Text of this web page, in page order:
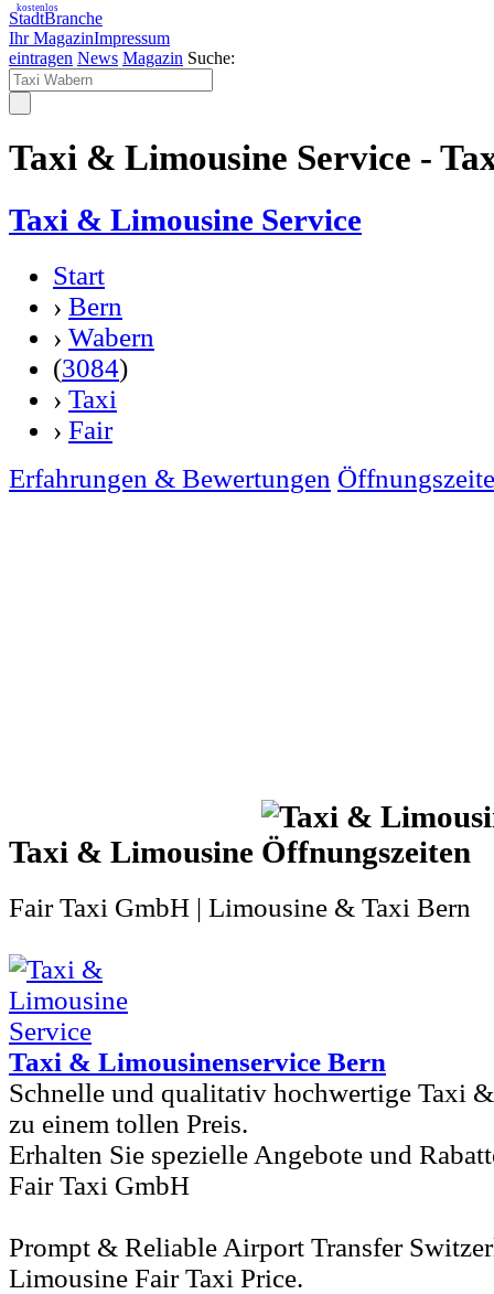
StadtBranche
Ihr MagazinImpressum
kostenlos
eintragen News Magazin Suche:
Taxi & Limousine Service -
Taxi & Limousine Service
Start
› Bern
› Wabern
(3084)
› Taxi
› Fair
Erfahrungen & Bewertungen
Taxi & Limousine
Fair Taxi GmbH | Limousine & Taxi Bern
Taxi & Limousinenservice Bern
Schnelle und qualitativ hochwertige Taxi
zu einem tollen Preis.
Erhalten Sie spezielle Angebote und
Fair Taxi GmbH
Prompt & Reliable Airport Transfer
Limousine Fair Taxi Price.